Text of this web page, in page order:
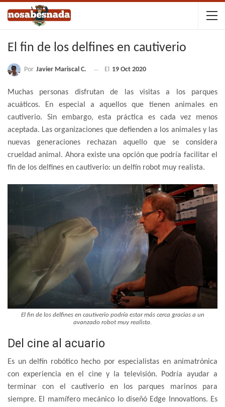
El fin de los delfines en cautiverio
Por Javier Mariscal C. El 19 Oct 2020
Muchas personas disfrutan de las visitas a los parques
acuáticos. En especial a aquellos que tienen animales en
cautiverio. Sin embargo, esta práctica es cada vez menos
aceptada. Las organizaciones que defienden a los animales y las
nuevas generaciones rechazan aquello que se considera
crueldad animal. Ahora existe una opción que podría facilitar el
fin de los delfines en cautiverio: un delfín robot muy realista.
El fin de los delfines en cautiverio podría estar más cerca gracias a un
avanzado robot muy realista.
Del cine al acuario
Es un delfín robótico hecho por especialistas en animatrónica
con experiencia en el cine y la televisión. Podría ayudar a
terminar con el cautiverio en los parques marinos para
siempre. El mamífero mecánico lo diseñó Edge Innovations. Es